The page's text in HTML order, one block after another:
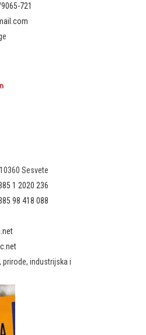
721
Sesvete
1 2020 236
98 418 088
prirode, industrijska i